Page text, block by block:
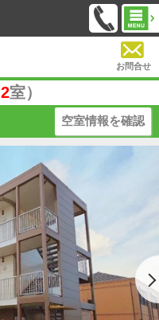
お問合せ
2室）
空室情報を確認